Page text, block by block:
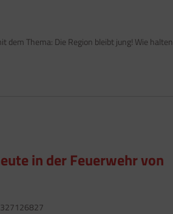
dem Thema: Die Region bleibt jung! Wie halten
in der Feuerwehr von